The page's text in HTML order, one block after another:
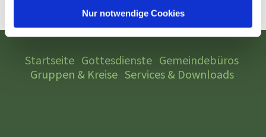
Nur notwendige Cookies
Startseite Gottesdienste Gemeindebüros
Gruppen & Kreise Services & Downloads